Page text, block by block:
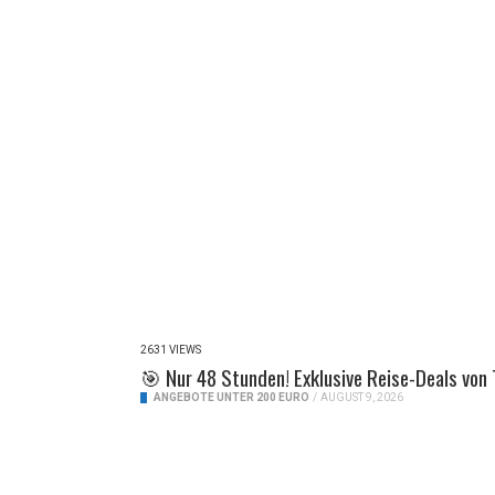
2631 VIEWS
🎯 Nur 48 Stunden! Exklusive Reise-Deals von
ANGEBOTE UNTER 200 EURO / AUGUST 9, 2026